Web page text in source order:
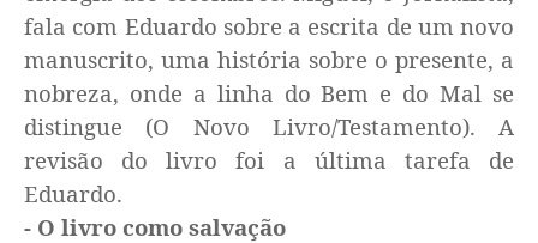
fala com Eduardo sobre a escrita de um novo
manuscrito, uma história sobre o presente, a
nobreza, onde a linha do Bem e do Mal se
distingue (O Novo Livro/Testamento). A
revisão do livro foi a última tarefa de
Eduardo.
- O livro como salvação